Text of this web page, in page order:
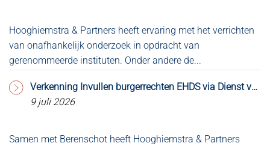
Hooghiemstra & Partners heeft ervaring met het verrichten
van onafhankelijk onderzoek in opdracht van
gerenommeerde instituten. Onder andere de...
Verkenning Invullen burgerrechten EHDS via Dienst voor Toegang & MedMij Afsprakenstelsel
9 juli 2026
Samen met Berenschot heeft Hooghiemstra & Partners